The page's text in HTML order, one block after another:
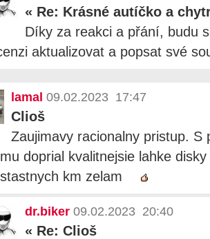
« Re: Krásné autíčko a
Díky za reakci a přání, budu
aktualizovat a popsat své
lamal 09.02.2023 17:47
Clioš
Zaujimavy racionalny pristup. S
doprial kvalitnejsie lahke
km zelam
dr.biker 09.02.2023 20:40
« Re: Clioš